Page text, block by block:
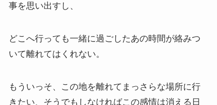
事を思い出すし、
どこへ行っても一緒に過ごしたあの時間が絡みつ
いて離れてはくれない。
もういっそ、この地を離れてまっさらな場所に行
きたい、そうでもしなければこの感情は消える日